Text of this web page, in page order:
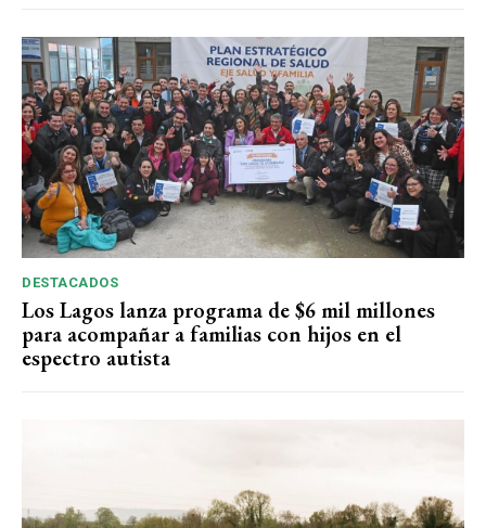
DESTACADOS
Los Lagos lanza programa de $6 mil millones
para acompañar a familias con hijos en el
espectro autista